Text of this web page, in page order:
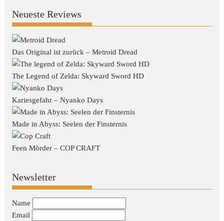
Neueste Reviews
Das Original ist zurück – Metroid Dread
The Legend of Zelda: Skyward Sword HD
Kariesgefahr – Nyanko Days
Made in Abyss: Seelen der Finsternis
Feen Mörder – COP CRAFT
Newsletter
Name
Email